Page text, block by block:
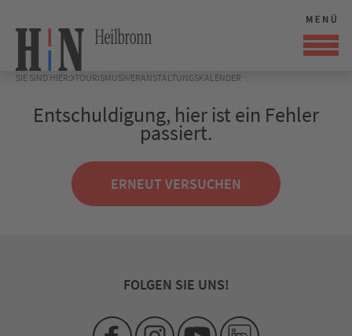
SIE SIND HIER: TOURISMUS VERANSTALTUNGSKALENDER
Entschuldigung, hier ist ein Fehler
passiert.
ERNEUT VERSUCHEN
FOLGEN SIE UNS!